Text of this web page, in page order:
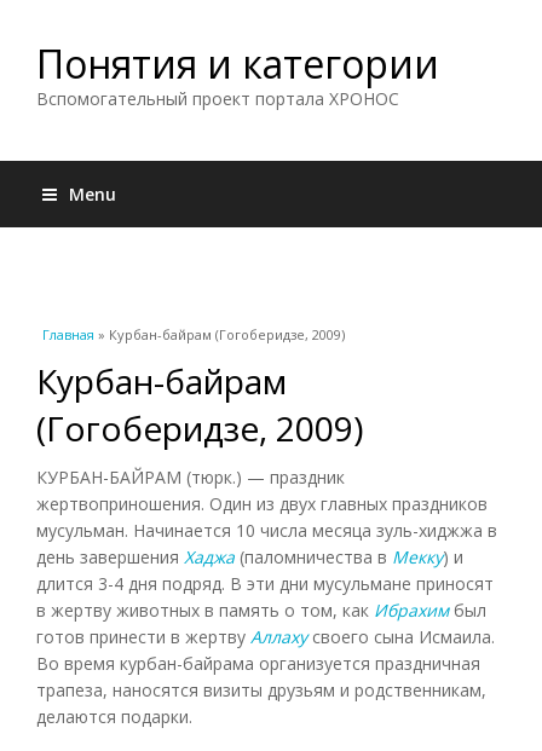
Понятия и категории
Вспомогательный проект портала ХРОНОС
Menu
Вы здесь
Главная » Курбан-байрам (Гогоберидзе, 2009)
Курбан-байрам
(Гогоберидзе, 2009)
КУРБАН-БАЙРАМ (тюрк.) — праздник
жертвоприношения. Один из двух главных праздников
мусульман. Начинается 10 числа месяца зуль-хиджжа в
день завершения Хаджа (паломничества в Мекку) и
длится 3-4 дня подряд. В эти дни мусульмане приносят
в жертву животных в память о том, как Ибрахимбыл
готов принести в жертву Аллахусвоего сына Исмаила.
Во время курбан-байрама организуется праздничная
трапеза, наносятся визиты друзьям и родственникам,
делаются подарки.